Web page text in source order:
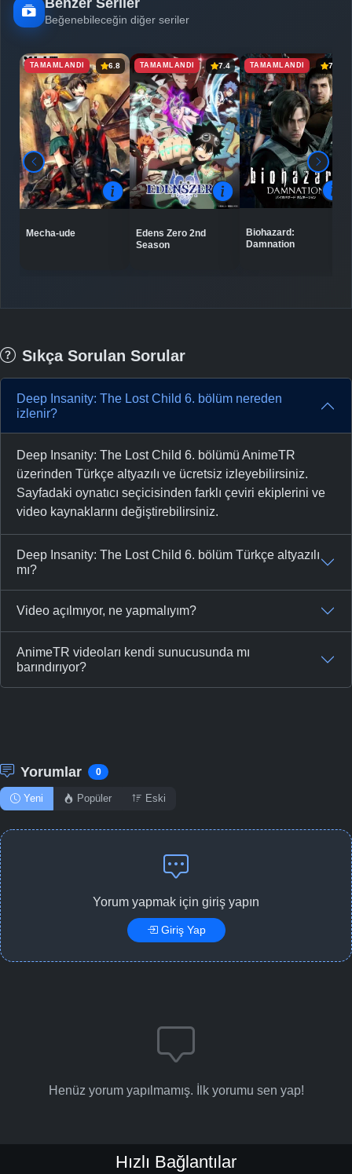
Beğenebileceğin diğer seriler
TAMAMLANDI 6.8
Mecha-ude
TAMAMLANDI 7.4
Edens Zero 2nd
Season
TAMAMLANDI 7.1
Biohazard:
Damnation
Sıkça Sorulan Sorular
Deep Insanity: The Lost Child 6. bölüm nereden
izlenir?
Deep Insanity: The Lost Child 6. bölümü AnimeTR
üzerinden Türkçe altyazılı ve ücretsiz izleyebilirsiniz.
Sayfadaki oynatıcı seçicisinden farklı çeviri ekiplerini ve
video kaynaklarını değiştirebilirsiniz.
Deep Insanity: The Lost Child 6. bölüm Türkçe altyazılı
mı?
Video açılmıyor, ne yapmalıyım?
AnimeTR videoları kendi sunucusunda mı
barındırıyor?
Yorumlar 0
Yeni Popüler Eski
Yorum yapmak için giriş yapın
Giriş Yap
Henüz yorum yapılmamış. İlk yorumu sen yap!
Hızlı Bağlantılar